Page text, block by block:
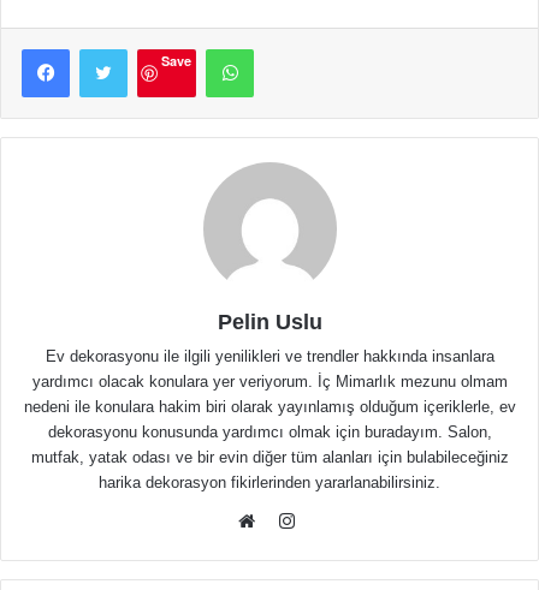
FacebookTwitter
Save
WhatsApp
Pelin Uslu
Ev dekorasyonu ile ilgili yenilikleri ve trendler hakkında insanlara
yardımcı olacak konulara yer veriyorum. İç Mimarlık mezunu olmam
nedeni ile konulara hakim biri olarak yayınlamış olduğum içeriklerle, ev
dekorasyonu konusunda yardımcı olmak için buradayım. Salon,
mutfak, yatak odası ve bir evin diğer tüm alanları için bulabileceğiniz
harika dekorasyon fikirlerinden yararlanabilirsiniz.
sitesi
Instagram